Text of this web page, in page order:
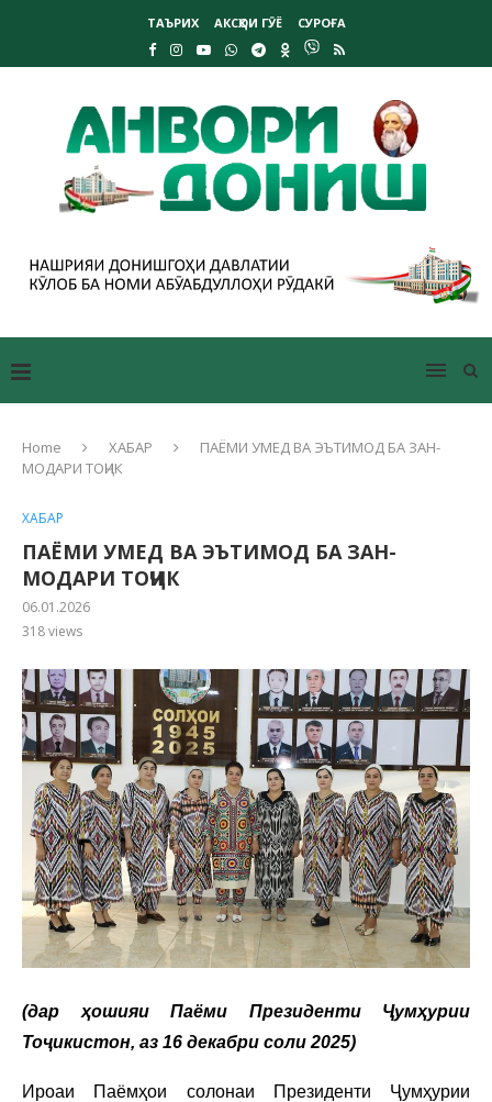
ТАЪРИХ АКСҲОИ ГӮЁ СУРОҒА
Home ХАБАР
ПАЁМИ УМЕД ВА ЭЪТИМОД БА ЗАН-
МОДАРИ ТОҶИК
ХАБАР
ПАЁМИ УМЕД ВА ЭЪТИМОД БА ЗАН-
МОДАРИ ТОҶИК
06.01.2026
318views
(дар ҳошияи Паёми Президенти Ҷумҳурии
Тоҷикистон, аз 16 декабри соли 2025)
Ироаи Паёмҳои солонаи Президенти Ҷумҳурии